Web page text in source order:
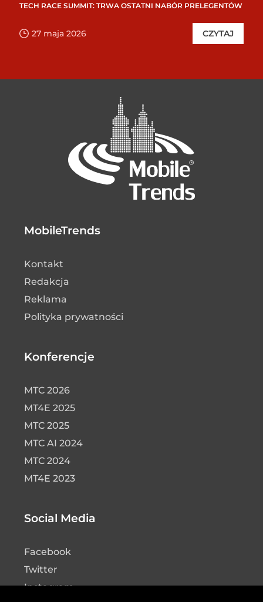
TECH RACE SUMMIT: TRWA OSTATNI NABÓR PRELEGENTÓW
27 maja 2026 CZYTAJ
MobileTrends
Kontakt
Redakcja
Reklama
Polityka prywatności
Konferencje
MTC 2026
MT4E 2025
MTC 2025
MTC AI 2024
MTC 2024
MT4E 2023
Social Media
Facebook
Twitter
Instagram